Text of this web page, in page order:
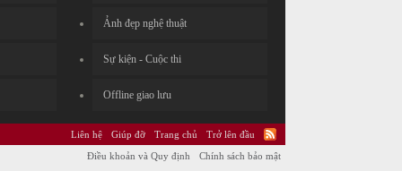
Ảnh đẹp nghệ thuật
Sự kiện - Cuộc thi
Offline giao lưu
Liên hệ Giúp đỡ Trang chủ
Trở lên đầu
Điều khoản và Quy định
Chính sách bảo mật